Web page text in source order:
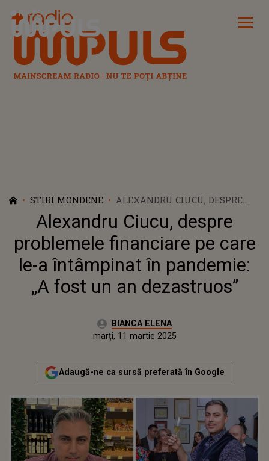
Radio Impuls
STIRI MONDENE
ALEXANDRU CIUCU, DESPRE
PROBLEMELE FINANCIARE PE
CARE LE-A ÎNTÂMPINAT ÎN
PANDEMIE: „A FOST UN AN
DEZASTRUOS”
Alexandru Ciucu, despre
problemele financiare pe care
le-a întâmpinat în pandemie:
„A fost un an dezastruos”
Autor:BIANCA ELENA
Actualizat:
marți, 11 martie 2025
Adaugă-ne ca sursă preferată în Google